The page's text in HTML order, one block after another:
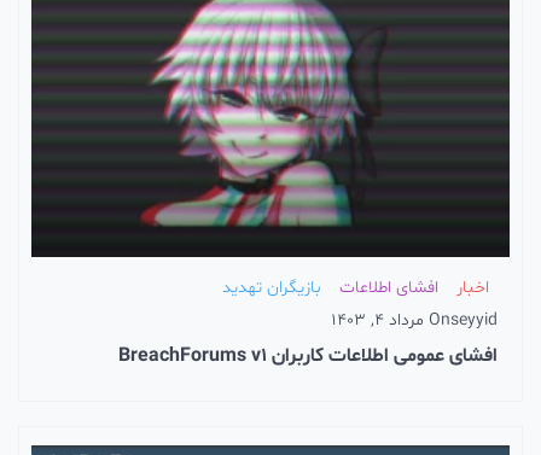
افشای اطلاعات
بازیگران تهدید
seyyid
On مرداد 4, 1403
افشای عمومی اطلاعات کاربران BreachForums v1